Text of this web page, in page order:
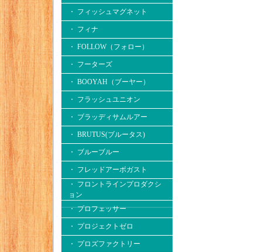
・ フィッシュマグネット
・ フィナ
・ FOLLOW（フォロー）
・ フーターズ
・ BOOYAH（ブーヤー）
・ フラッシュユニオン
・ ブラッディサムルアー
・ BRUTUS(ブルータス)
・ ブルーブルー
・ フレッドアーボガスト
・ フロントラインプロダクシ
ョン
・ プロフェッサー
・ プロジェクトゼロ
・ プロズファクトリー